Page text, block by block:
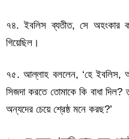
৭৪. ইবলিস ব্যতীত, সে অহংকার
গিয়েছিল।
৭৫. আল্লাহ বললেন, ‘হে ইবলিস,
সিজদা করতে তোমাকে কি বাধা দিল?
অন্যদের চেয়ে শ্রেষ্ঠ মনে করছ?’